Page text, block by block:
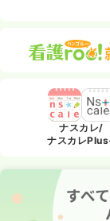
ナスカレ/
ナスカレ